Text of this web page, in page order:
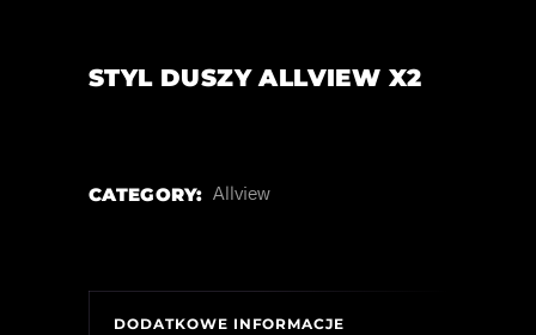
STYL DUSZY ALLVIEW X2
CATEGORY: Allview
DODATKOWE INFORMACJE